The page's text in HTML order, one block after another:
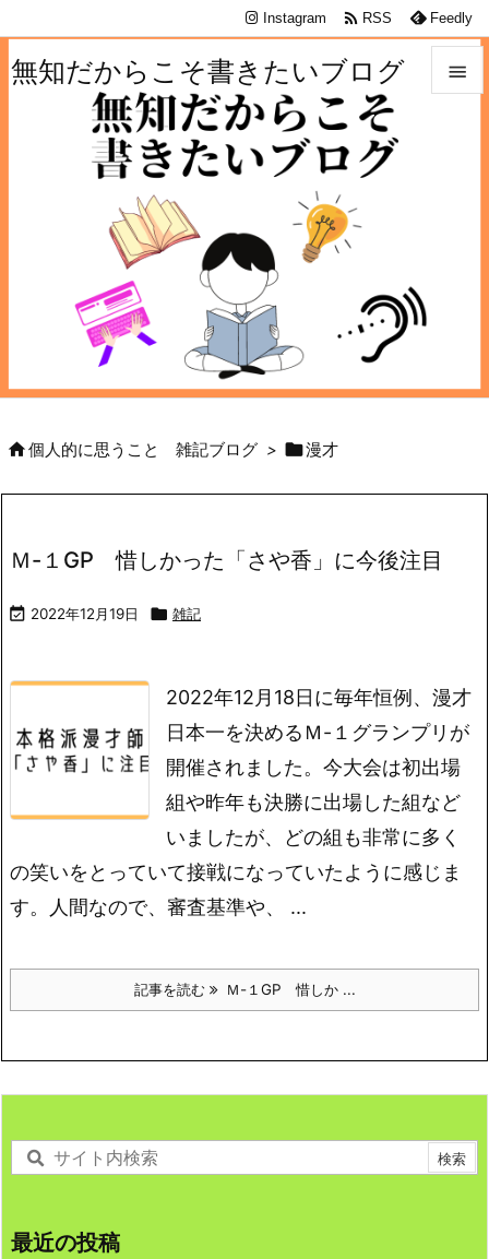
無知だからこそ書きたいブログ 
Instagram  RSS Feedly
個人的に思うこと 雑記ブログ > 漫才
Ｍ-１GP 惜しかった「さや香」に今後注目
 2022年12月19日  雑記
2022年12月18日に毎年恒例、漫才
日本一を決めるＭ-１グランプリが
開催されました。今大会は初出場
組や昨年も決勝に出場した組など
いましたが、どの組も非常に多く
の笑いをとっていて接戦になっていたように感じま
す。人間なので、審査基準や、 ...
記事を読む Ｍ-１GP 惜しか ...
最近の投稿